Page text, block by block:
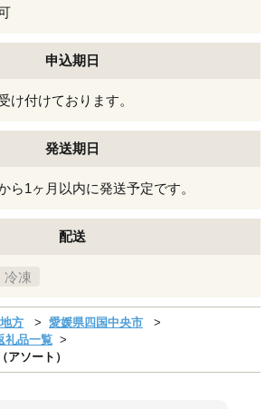
申込期日
け付けております。
発送期日
ら1ヶ月以内に発送予定です。
配送
冷凍
方
愛媛県四国中央市
礼品一覧
ソート）